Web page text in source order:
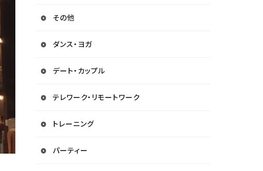
その他
ダンス・ヨガ
デート・カップル
テレワーク・リモートワーク
トレーニング
パーティー